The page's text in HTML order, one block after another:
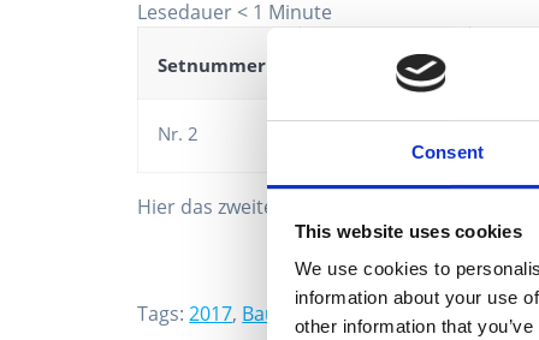
Consent
This website uses cookies
We use cookies to
information about your use
other information that
Lesedauer < 1 Minute
Setnummer Setname
Nr. 2
Hier das zweite City Heft. Neben
Tags:2017, Bauarbeiter Rob Baustelle Comic